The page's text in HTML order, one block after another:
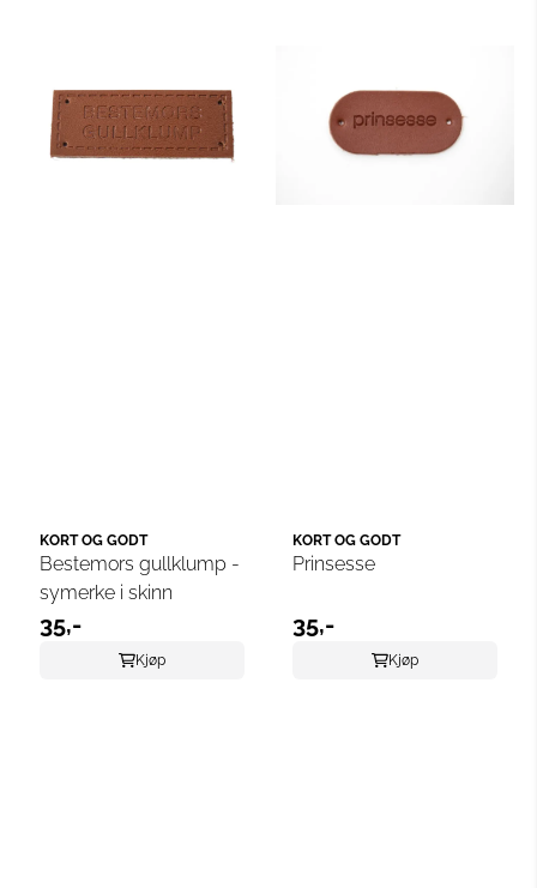
KORT OG GODT
Bestemors gullklump -
symerke i skinn
35,-
Kjøp
KORT OG GODT
Prinsesse
35,-
Kjøp